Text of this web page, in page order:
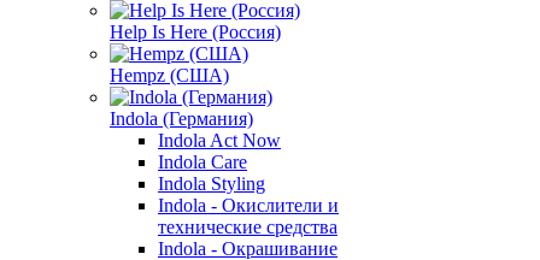
Help Is Here (Россия)
Hempz (США)
Indola (Германия)
Indola Act Now
Indola Care
Indola Styling
Indola - Окислители и
технические средства
Indola - Окрашивание